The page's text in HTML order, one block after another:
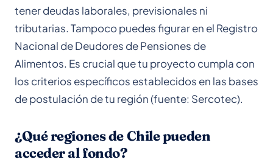
tener deudas laborales, previsionales ni
tributarias. Tampoco puedes figurar en el Registro
Nacional de Deudores de Pensiones de
Alimentos. Es crucial que tu proyecto cumpla con
los criterios específicos establecidos en las bases
de postulación de tu región (fuente: Sercotec).
¿Qué regiones de Chile pueden
acceder al fondo?